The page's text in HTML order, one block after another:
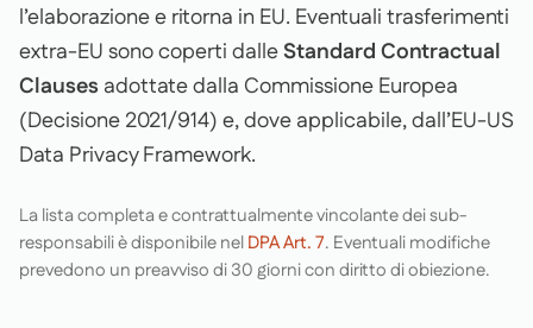
l’elaborazione e ritorna in EU. Eventuali trasferimenti
extra-EU sono coperti dalleStandard Contractual
Clausesadottate dalla Commissione Europea
(Decisione 2021/914) e, dove applicabile, dall’EU-US
Data Privacy Framework.
La lista completa e contrattualmente vincolante dei sub-
responsabili è disponibile nelDPA Art. 7. Eventuali modifiche
prevedono un preavviso di 30 giorni con diritto di obiezione.